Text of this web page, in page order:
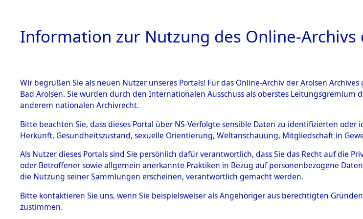
HOME BESTANDSBESCHREIBUNG ARCHIVALE
BESTÄNDE
Inhaftierungsdoku
mente
5. Verschiedenes
Todesmärsche
5.3.1 Alliierte
Ermittlungen zu den Orten
(84603949)→0010
0010
Information zur Nutzung des Online-Archivs
Wir begrüßen Sie als neuen Nutzer unseres Portals! Für das Online-Archiv der Arolsen
Bad Arolsen. Sie wurden durch den Internationalen Ausschuss als oberstes
anderem nationalen Archivrecht.
Bitte beachten Sie, dass dieses Portal über NS-Verfolgte sensible Daten zu identifizierten
Herkunft, Gesundheitszustand, sexuelle Orientierung, Weltanschauung, Mitgliedschaft in
Als Nutzer dieses Portals sind Sie persönlich dafür verantwortlich, dass Sie das Recht auf die
oder Betroffener sowie allgemein anerkannte Praktiken in Bezug auf personenbezogene
die Nutzung seiner Sammlungen erscheinen, verantwortlich gemacht werden.
Bitte kontaktieren Sie uns, wenn Sie beispielsweiser als Angehöriger aus berechtigten
zustimmen.